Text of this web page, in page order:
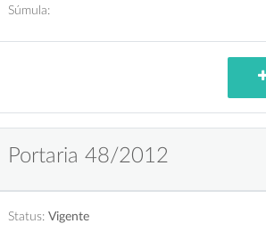
Súmula:
Portaria 48/2012
Status: Vigente